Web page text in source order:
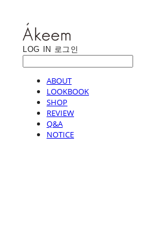
LOG IN 로그인
ABOUT
LOOKBOOK
SHOP
REVIEW
Q&A
NOTICE